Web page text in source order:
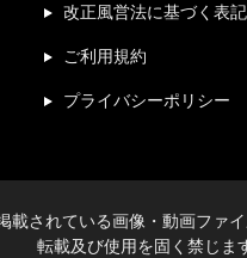
改正風営法に基づく表記
ご利用規約
プライバシーポリシー
載されている画像・動画ファ
転載及び使用を固く禁じま